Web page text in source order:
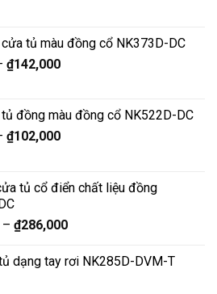
tủ màu đồng cổ NK373D-DC
₫142,000
tủ đồng màu đồng cổ NK522D-DC
₫102,000
tủ cổ điển chất liệu đồng
₫286,000
dạng tay rơi NK285D-DVM-T